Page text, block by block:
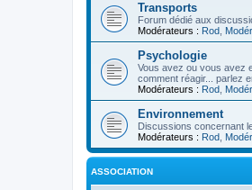
Transports
Forum dédié aux
Modérateurs : Rod
Psychologie
Vous avez ou vous avez
comment réagir... parlez
Modérateurs : Rod
Environnement
Discussions concernant
Modérateurs : Rod
ASSOCIATION